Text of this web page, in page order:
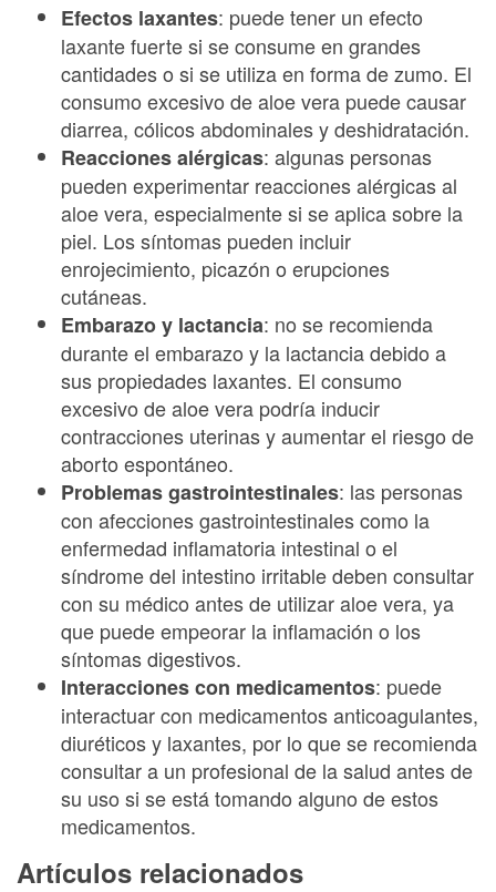
Efectos laxantes: puede tener un efecto
laxante fuerte si se consume en grandes
cantidades o si se utiliza en forma de zumo. El
consumo excesivo de aloe vera puede causar
diarrea, cólicos abdominales y deshidratación.
Reacciones alérgicas: algunas personas
pueden experimentar reacciones alérgicas al
aloe vera, especialmente si se aplica sobre la
piel. Los síntomas pueden incluir
enrojecimiento, picazón o erupciones
cutáneas.
Embarazo y lactancia: no se recomienda
durante el embarazo y la lactancia debido a
sus propiedades laxantes. El consumo
excesivo de aloe vera podría inducir
contracciones uterinas y aumentar el riesgo de
aborto espontáneo.
Problemas gastrointestinales: las personas
con afecciones gastrointestinales como la
enfermedad inflamatoria intestinal o el
síndrome del intestino irritable deben consultar
con su médico antes de utilizar aloe vera, ya
que puede empeorar la inflamación o los
síntomas digestivos.
Interacciones con medicamentos: puede
interactuar con medicamentos anticoagulantes,
diuréticos y laxantes, por lo que se recomienda
consultar a un profesional de la salud antes de
su uso si se está tomando alguno de estos
medicamentos.
Artículos relacionados